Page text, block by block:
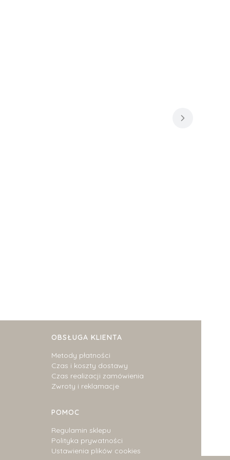
OBSŁUGA KLIENTA
Metody płatności
Czas i koszty dostawy
Czas realizacji zamówienia
Zwroty i reklamacje
POMOC
Regulamin sklepu
Polityka prywatności
Ustawienia plików cookies